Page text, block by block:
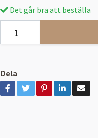
Det går bra att beställa
Dela